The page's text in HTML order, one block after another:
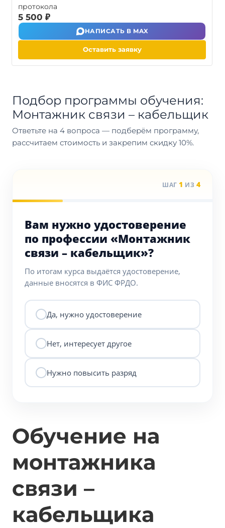
протокола
5 500 ₽
НАПИСАТЬ В MAX
Оставить заявку
Подбор программы обучения:
Монтажник связи – кабельщик
Ответьте на 4 вопроса — подберём программу,
рассчитаем стоимость и закрепим скидку 10%.
ШАГ 1 ИЗ 4
Вам нужно удостоверение
по профессии «Монтажник
связи – кабельщик»?
По итогам курса выдаётся удостоверение,
данные вносятся в ФИС ФРДО.
Да, нужно удостоверение
Нет, интересует другое
Нужно повысить разряд
Обучение на
монтажника
связи –
кабельщика